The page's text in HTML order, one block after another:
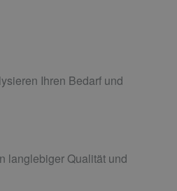
Ihren Bedarf und
langlebiger Qualität und